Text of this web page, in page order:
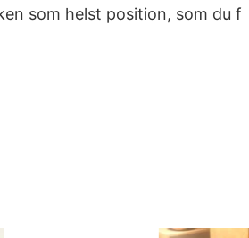
som helst position, som du f